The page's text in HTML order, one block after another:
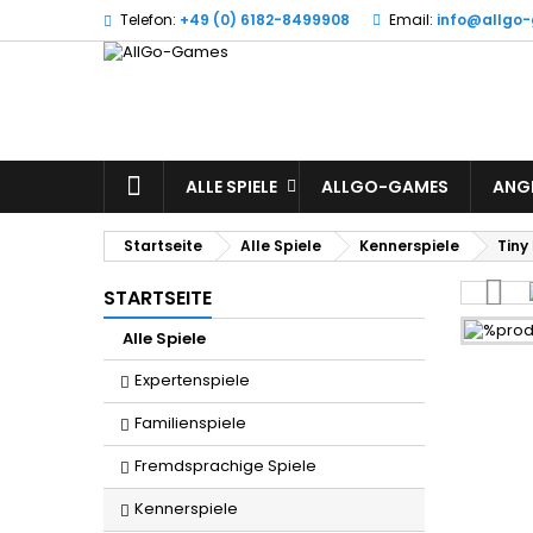
Telefon: +49 (0) 6182-8499908 Email:
STARTSEITE
ALLE SPIELE ALLGO-GAMES
Startseite Alle Spiele Kennerspiele
STARTSEITE
Alle Spiele
Expertenspiele
Familienspiele
Fremdsprachige Spiele
Kennerspiele